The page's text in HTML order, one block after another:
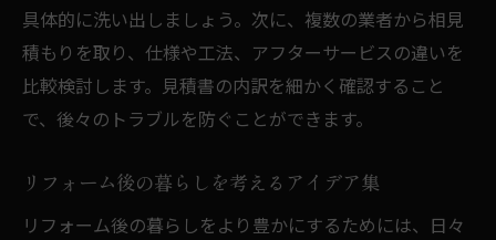
具体的に洗い出しましょう。次に、複数の業者から相見
積もりを取り、仕様や工法、アフターサービスの違いを
比較検討します。見積書の内訳を細かく確認すること
で、後々のトラブルを防ぐことができます。
リフォーム後の暮らしを考えるアイデア集
リフォーム後の暮らしをより豊かにするためには、日々